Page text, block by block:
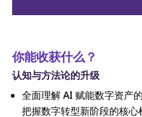
你能收获什么？
认知与方法论的升级
全面理解 AI 赋能数字资产
把握数字转型新阶段的核心